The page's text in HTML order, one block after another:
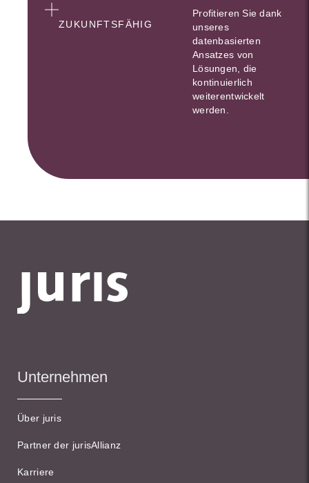
ZUKUNFTSFÄHIG
Profitieren Sie dank
unseres
datenbasierten
Ansatzes von
Lösungen, die
kontinuierlich
weiterentwickelt
werden.
Unternehmen
Über juris
Partner der jurisAllianz
Karriere